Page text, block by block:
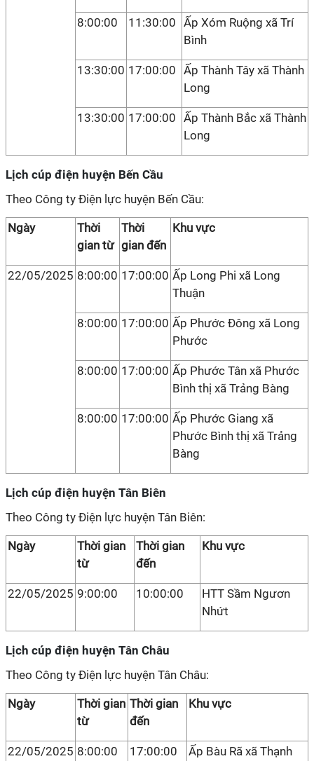
8:00:00 11:30:00 Ấp Xóm Ruộng xã Trí
Bình
13:30:00 17:00:00 Ấp Thành Tây xã Thành
Long
13:30:00 17:00:00 Ấp Thành Bắc xã Thành
Long
Lịch cúp điện huyện Bến Cầu
Theo Công ty Điện lực huyện Bến Cầu:
Ngày
Thời
gian từ
Thời
gian đến
Khu vực
22/05/2025 8:00:00 17:00:00 Ấp Long Phi xã Long
Thuận
8:00:00 17:00:00 Ấp Phước Đông xã Long
Phước
8:00:00 17:00:00 Ấp Phước Tân xã Phước
Bình thị xã Trảng Bàng
8:00:00 17:00:00 Ấp Phước Giang xã
Phước Bình thị xã Trảng
Bàng
Lịch cúp điện huyện Tân Biên
Theo Công ty Điện lực huyện Tân Biên:
Ngày
Thời gian
từ
Thời gian
đến
Khu vực
22/05/2025 9:00:00 10:00:00
HTT Sầm Ngươn
Nhứt
Lịch cúp điện huyện Tân Châu
Theo Công ty Điện lực huyện Tân Châu:
Ngày
Thời gian
từ
Thời gian
đến
Khu vực
22/05/2025 8:00:00 17:00:00
Ấp Bàu Rã xã Thạnh